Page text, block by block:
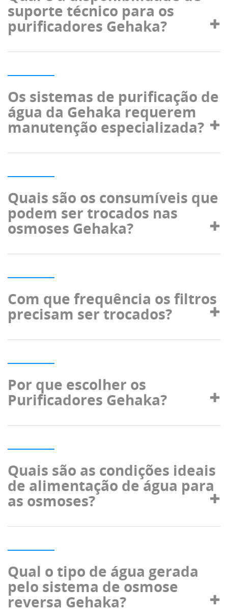
suporte técnico para os
purificadores Gehaka?
Os sistemas de purificação de
água da Gehaka requerem
manutenção especializada?
Quais são os consumíveis que
podem ser trocados nas
osmoses Gehaka?
Com que frequência os filtros
precisam ser trocados?
Por que escolher os
Purificadores Gehaka?
Quais são as condições ideais
de alimentação de água para
as osmoses?
Qual o tipo de água gerada
pelo sistema de osmose
reversa Gehaka?